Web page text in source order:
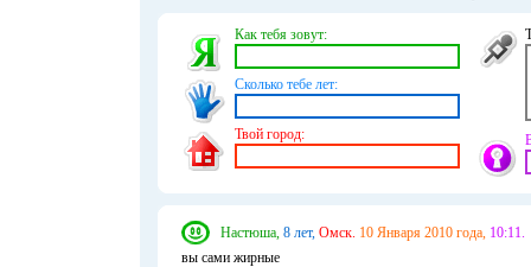
Как тебя зовут:
Сколько тебе лет:
Твой город:
Настюша, 8 лет, Омск. 10 Января 2010 года, 10:11.
вы сами жирные